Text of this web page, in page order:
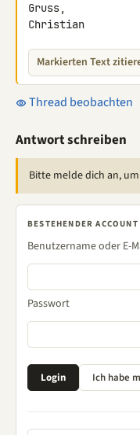
Gruss,
Christian
Markierten Text
Thread beobachten
Antwort schreiben
Bitte melde dich an,
BESTEHENDER ACCOUNT
Benutzername oder E-
Passwort